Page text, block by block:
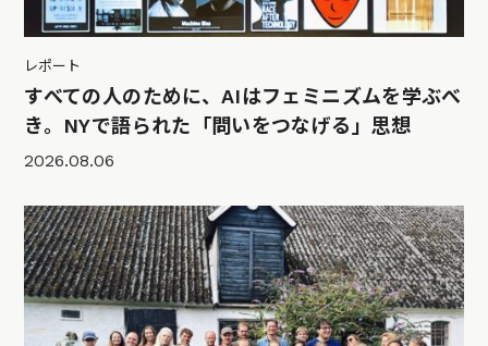
レポート
すべての人のために、AIはフェミニズムを学ぶべ
き。NYで語られた「問いをつなげる」思想
2026.08.06